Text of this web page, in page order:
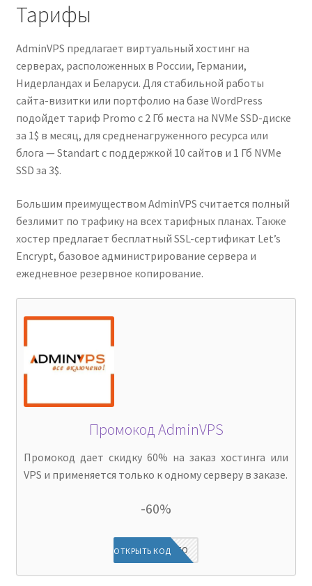
Тарифы
AdminVPS предлагает виртуальный хостинг на
серверах, расположенных в России, Германии,
Нидерландах и Беларуси. Для стабильной работы
сайта-визитки или портфолио на базе WordPress
подойдет тариф Promo с 2 Гб места на NVMe SSD-диске
за 1$ в месяц, для средненагруженного ресурса или
блога — Standart с поддержкой 10 сайтов и 1 Гб NVMe
SSD за 3$.
Большим преимуществом AdminVPS считается полный
безлимит по трафику на всех тарифных планах. Также
хостер предлагает бесплатный SSL-сертификат Let’s
Encrypt, базовое администрирование сервера и
ежедневное резервное копирование.
Промокод AdminVPS
Промокод дает скидку 60% на заказ хостинга или
VPS и применяется только к одному серверу в заказе.
-60%
DIEGINFO
ОТКРЫТЬ КОД